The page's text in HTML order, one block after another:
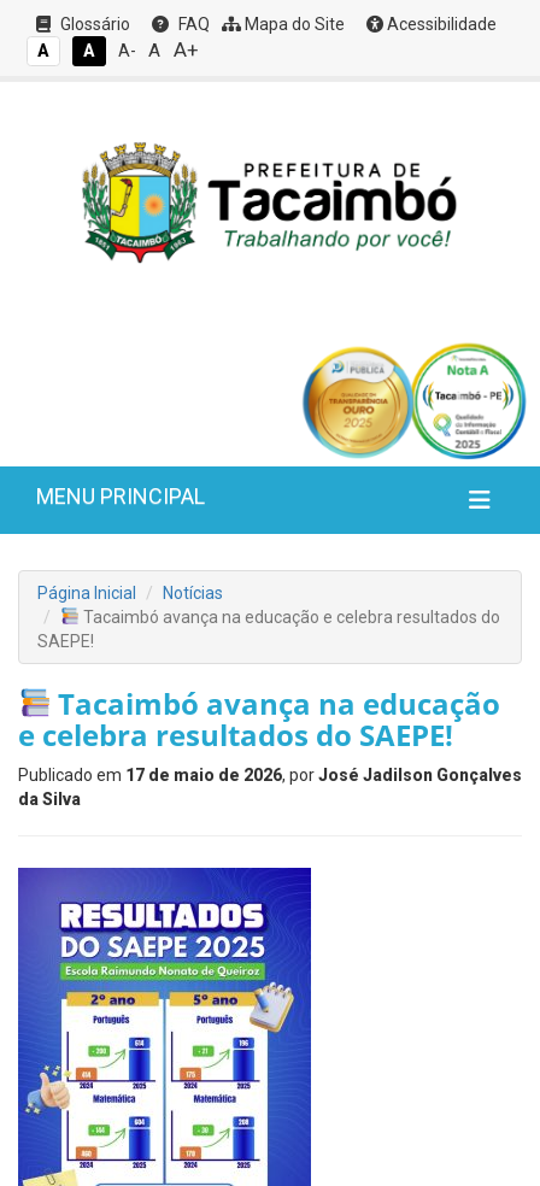
Glossário FAQ Mapa do Site
Acessibilidade
A
A A- A A+
MENU PRINCIPAL
Página Inicial
Notícias
Tacaimbó avança na educação e celebra resultados do
SAEPE!
Tacaimbó avança na educação
e celebra resultados do SAEPE!
Publicado em 17 de maio de 2026, porJosé Jadilson Gonçalves
da Silva